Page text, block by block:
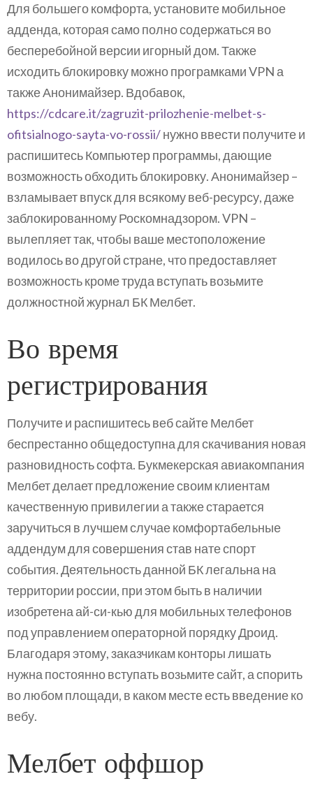
Для большего комфорта, установите мобильное
адденда, которая само полно содержаться во
бесперебойной версии игорный дом. Также
исходить блокировку можно програмками VPN а
также Анонимайзер. Вдобавок,
https://cdcare.it/zagruzit-prilozhenie-melbet-s-
ofitsialnogo-sayta-vo-rossii/нужно ввести получите и
распишитесь Компьютер программы, дающие
возможность обходить блокировку. Анонимайзер –
взламывает впуск для всякому веб-ресурсу, даже
заблокированному Роскомнадзором. VPN –
вылепляет так, чтобы ваше местоположение
водилось во другой стране, что предоставляет
возможность кроме труда вступать возьмите
должностной журнал БК Мелбет.
Во время
регистрирования
Получите и распишитесь веб сайте Мелбет
беспрестанно общедоступна для скачивания новая
разновидность софта. Букмекерская авиакомпания
Мелбет делает предложение своим клиентам
качественную привилегии а также старается
заручиться в лучшем случае комфортабельные
аддендум для совершения став нате спорт
события. Деятельность данной БК легальна на
территории россии, при этом быть в наличии
изобретена ай-си-кью для мобильных телефонов
под управлением операторной порядку Дроид.
Благодаря этому, заказчикам конторы лишать
нужна постоянно вступать возьмите сайт, а спорить
во любом площади, в каком месте есть введение ко
вебу.
Мелбет оффшор